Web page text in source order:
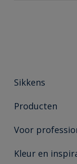
Sikkens
Over Sikkens
Duurzaamheid
Producten
Producten voor
Vind je verkooppunt
Voor
Advies & service
Kleur en